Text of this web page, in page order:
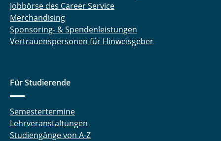
Jobbörse des Career Service
Merchandising
Sponsoring- & Spendenleistungen
Vertrauenspersonen für Hinweisgeber
Für Studierende
Semestertermine
Lehrveranstaltungen
Studiengänge von A-Z